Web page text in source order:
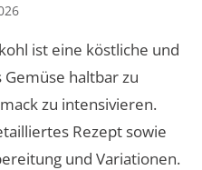
ist eine köstliche und
haltbar zu
zu intensivieren.
Rezept sowie
und Variationen.